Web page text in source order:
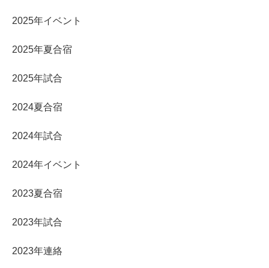
2025年イベント
2025年夏合宿
2025年試合
2024夏合宿
2024年試合
2024年イベント
2023夏合宿
2023年試合
2023年連絡